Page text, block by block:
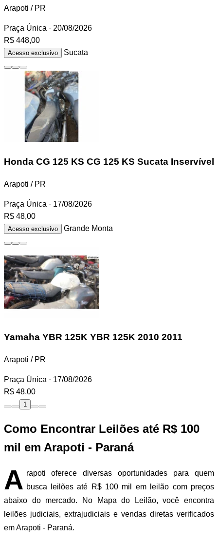
Arapoti / PR
Praça Única · 20/08/2026
R$ 448,00
Acesso exclusivo Sucata
Honda CG 125 KS CG 125 KS Sucata Inservível
Arapoti / PR
Praça Única · 17/08/2026
R$ 48,00
Acesso exclusivo Grande Monta
Yamaha YBR 125K YBR 125K 2010 2011
Arapoti / PR
Praça Única · 17/08/2026
R$ 48,00
1
Como Encontrar Leilões até R$ 100
mil em Arapoti - Paraná
A rapoti oferece diversas oportunidades para quem
busca leilões até R$ 100 mil em leilão com preços
abaixo do mercado. No Mapa do Leilão, você encontra
leilões judiciais, extrajudiciais e vendas diretas verificados
em Arapoti - Paraná.